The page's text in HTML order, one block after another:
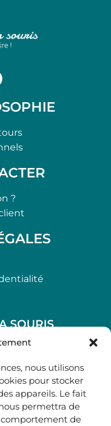
nous utilisons
pour stocker
appareils. Le fait
permettra de
de
?
SOURIS
LANGON
18